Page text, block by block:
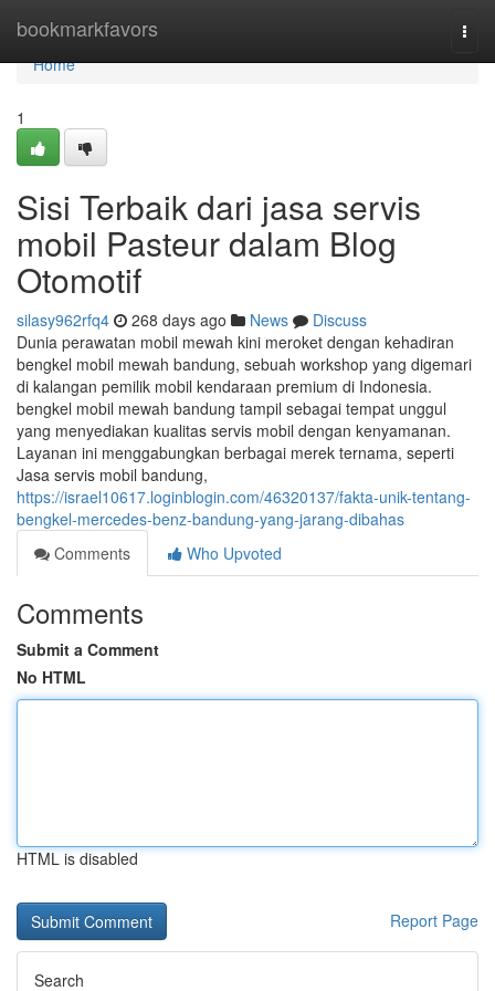
bookmarkfavors
Home
Home
1
Sisi Terbaik dari jasa servis
mobil Pasteur dalam Blog
Otomotif
silasy962rfq4 268 days ago News
Discuss
Dunia perawatan mobil mewah kini meroket dengan kehadiran
bengkel mobil mewah bandung, sebuah workshop yang digemari
di kalangan pemilik mobil kendaraan premium di Indonesia.
bengkel mobil mewah bandung tampil sebagai tempat unggul
yang menyediakan kualitas servis mobil dengan kenyamanan.
Layanan ini menggabungkan berbagai merek ternama, seperti
Jasa servis mobil bandung,
https://israel10617.loginblogin.com/46320137/fakta-unik-tentang-
bengkel-mercedes-benz-bandung-yang-jarang-dibahas
Comments
Who Upvoted
Comments
Submit a Comment
No HTML
HTML is disabled
Report Page
Search